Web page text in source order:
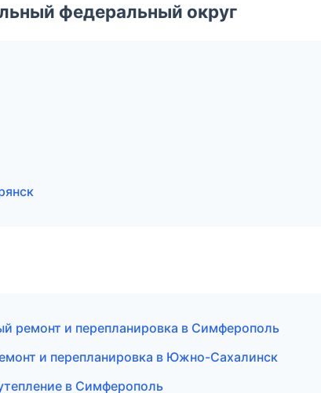
федеральный округ
ремонт и перепланировка в Симферополь
и перепланировка в Южно-Сахалинск
в Симферополь